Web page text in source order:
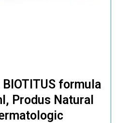
formula
Produs Natural